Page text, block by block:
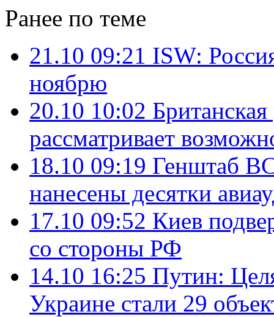
Ранее по теме
21.10 09:21 ISW:
ноябрю
20.10 10:02 Британская
рассматривает
18.10 09:19 Генштаб
нанесены десятки
17.10 09:52 Киев
со стороны РФ
14.10 16:25 Путин:
Украине стали 29